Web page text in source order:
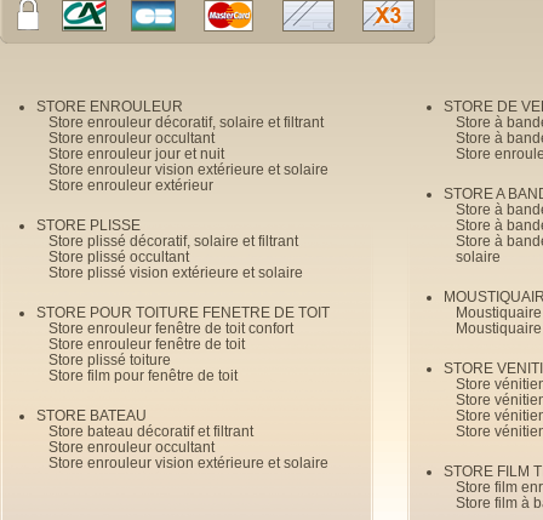
STORE ENROULEUR
Store enrouleur décoratif, solaire et filtrant
Store enrouleur occultant
Store enrouleur jour et nuit
Store enrouleur vision extérieure et solaire
Store enrouleur extérieur
STORE PLISSE
Store plissé décoratif, solaire et filtrant
Store plissé occultant
Store plissé vision extérieure et solaire
STORE POUR TOITURE FENETRE DE TOIT
Store enrouleur fenêtre de toit confort
Store enrouleur fenêtre de toit
Store plissé toiture
Store film pour fenêtre de toit
STORE BATEAU
Store bateau décoratif et filtrant
Store enrouleur occultant
Store enrouleur vision extérieure et solaire
STORE DE
Store à
Store à
Store
STORE A
Store à
Store à
Store à
solaire
STORE
Store
Store
Store
Store
STORE FILM
Store film
Store film à